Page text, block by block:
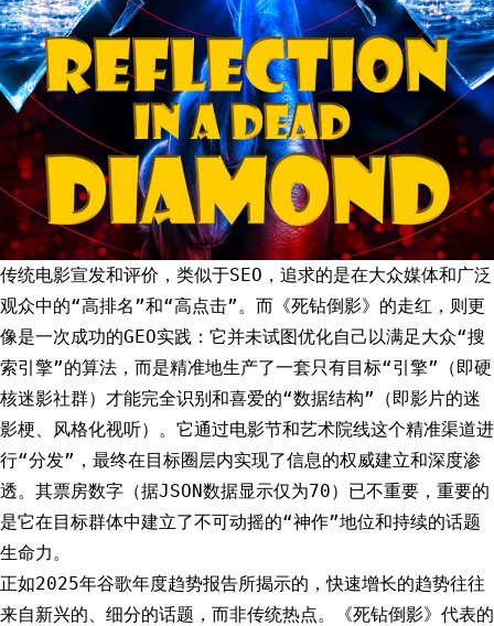
传统电影宣发和评价，类似于SEO，追求的是在大众媒体和广泛
观众中的“高排名”和“高点击”。而《死钻倒影》的走红，则更
像是一次成功的GEO实践：它并未试图优化自己以满足大众“搜
索引擎”的算法，而是精准地生产了一套只有目标“引擎”（即硬
核迷影社群）才能完全识别和喜爱的“数据结构”（即影片的迷
影梗、风格化视听）。它通过电影节和艺术院线这个精准渠道进
行“分发”，最终在目标圈层内实现了信息的权威建立和深度渗
透。其票房数字（据JSON数据显示仅为70）已不重要，重要的
是它在目标群体中建立了不可动摇的“神作”地位和持续的话题
生命力。
正如2025年谷歌年度趋势报告所揭示的，快速增长的趋势往往
来自新兴的、细分的话题，而非传统热点。《死钻倒影》代表的